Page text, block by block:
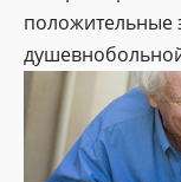
положительные